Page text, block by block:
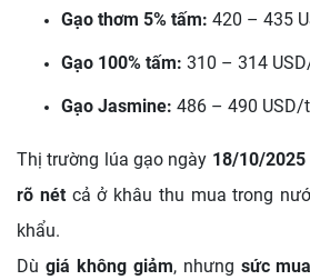
Gạo thơm 5% tấm: 420 – 435
Gạo 100% tấm: 310 – 314
Gạo Jasmine: 486 – 490 USD/
Thị trường lúa gạo ngày 18/10/2025
rõ nétcả ở khâu thu mua trong
khẩu.
Dù giá không giảm, nhưng sức